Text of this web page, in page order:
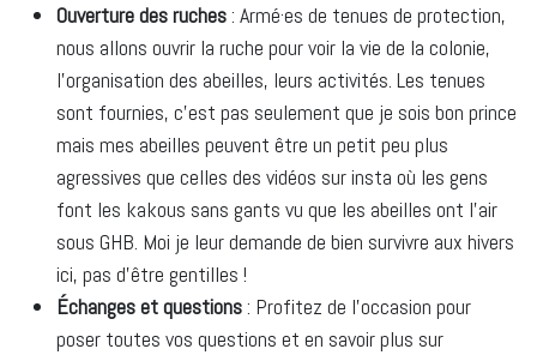
Ouverture des ruches: Armé·es de tenues de protection,
nous allons ouvrir la ruche pour voir la vie de la colonie,
l'organisation des abeilles, leurs activités. Les tenues
sont fournies, c'est pas seulement que je sois bon prince
mais mes abeilles peuvent être un petit peu plus
agressives que celles des vidéos sur insta où les gens
font les kakous sans gants vu que les abeilles ont l'air
sous GHB. Moi je leur demande de bien survivre aux hivers
ici, pas d'être gentilles !
Échanges et questions: Profitez de l’occasion pour
poser toutes vos questions et en savoir plus sur